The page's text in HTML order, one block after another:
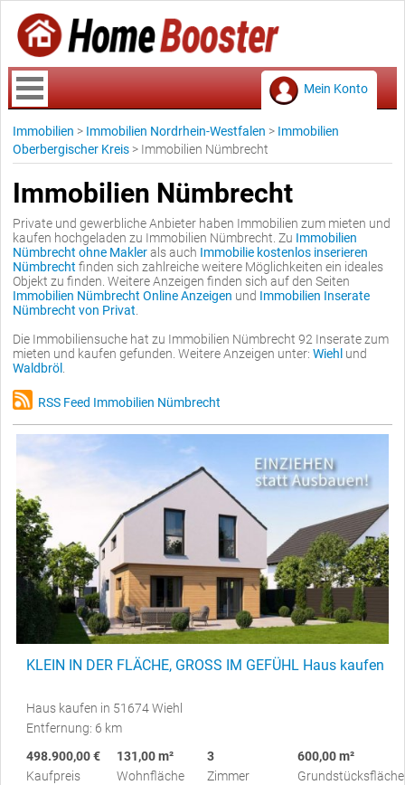
Mein Konto
Immobilien > Immobilien Nordrhein-Westfalen > Immobilien
Oberbergischer Kreis > Immobilien Nümbrecht
Immobilien Nümbrecht
Private und gewerbliche Anbieter haben Immobilien zum mieten und
kaufen hochgeladen zu Immobilien Nümbrecht. Zu Immobilien
Nümbrecht ohne Maklerals auch Immobilie kostenlos inserieren
Nümbrecht finden sich zahlreiche weitere Möglichkeiten ein ideales
Objekt zu finden. Weitere Anzeigen finden sich auf den Seiten
Immobilien Nümbrecht Online Anzeigen und Immobilien Inserate
Nümbrecht von Privat
Die Immobiliensuche hat zu Immobilien Nümbrecht 92 Inserate zum
mieten und kaufen gefunden. Weitere Anzeigen unter: Wiehl und
Waldbröl
RSS Feed Immobilien Nümbrecht
KLEIN IN DER FLÄCHE, GROSS IM GEFÜHL Haus kaufen
Haus kaufen in 51674 Wiehl
Entfernung: 6 km
498.900,00 €
Kaufpreis
131,00 m²
Wohnfläche
3
Zimmer
600,00 m²
Grundstücksfläche